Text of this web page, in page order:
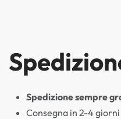
Spedizione sempre
Consegna in 2-4